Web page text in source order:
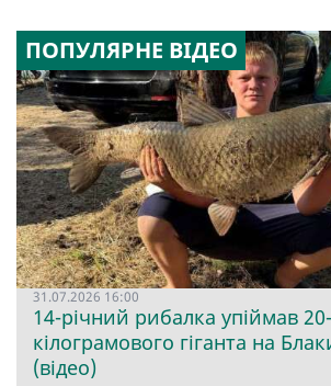
ПОПУЛЯРНЕ ВІДЕО
31.07.2026 16:00
14-річний рибалка упіймав 20-
кілограмового гіганта на
(відео)